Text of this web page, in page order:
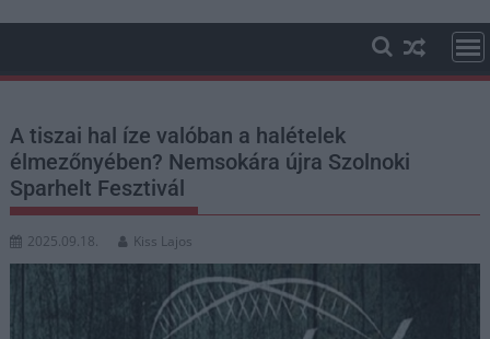
A tiszai hal íze valóban a halételek
élmezőnyében? Nemsokára újra Szolnoki
Sparhelt Fesztivál
2025.09.18. Kiss Lajos